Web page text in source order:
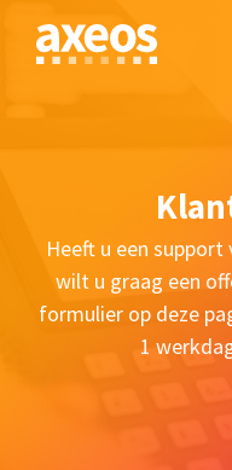
Heeft u een
wilt u graag een
formulier op deze
1